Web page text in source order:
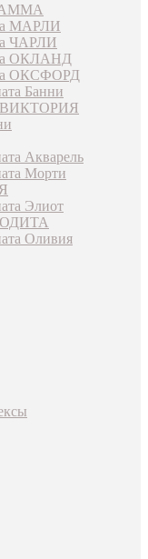
МАРЛИ
ЧАРЛИ
ОКЛАНД
ОКСФОРД
Банни
ВИКТОРИЯ
Акварель
Морти
Элиот
Оливия